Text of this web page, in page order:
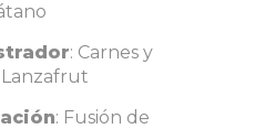
: Carnes y
: Fusión de